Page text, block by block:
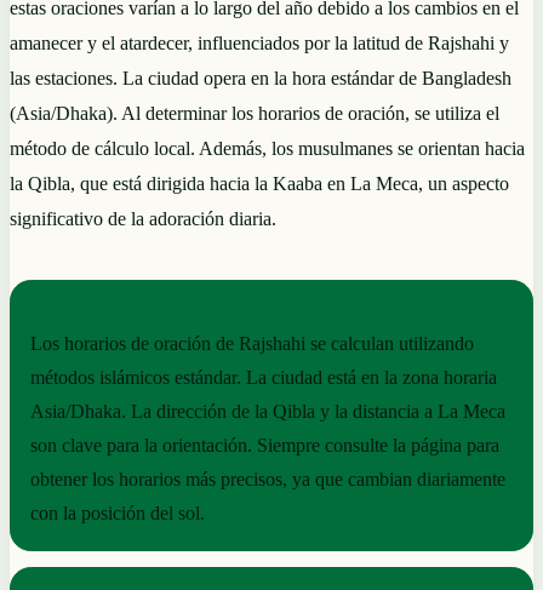
estas oraciones varían a lo largo del año debido a los cambios en el
amanecer y el atardecer, influenciados por la latitud de Rajshahi y
las estaciones. La ciudad opera en la hora estándar de Bangladesh
(Asia/Dhaka). Al determinar los horarios de oración, se utiliza el
método de cálculo local. Además, los musulmanes se orientan hacia
la Qibla, que está dirigida hacia la Kaaba en La Meca, un aspecto
significativo de la adoración diaria.
Los horarios de oración de Rajshahi se calculan utilizando
métodos islámicos estándar. La ciudad está en la zona horaria
Asia/Dhaka. La dirección de la Qibla y la distancia a La Meca
son clave para la orientación. Siempre consulte la página para
obtener los horarios más precisos, ya que cambian diariamente
con la posición del sol.